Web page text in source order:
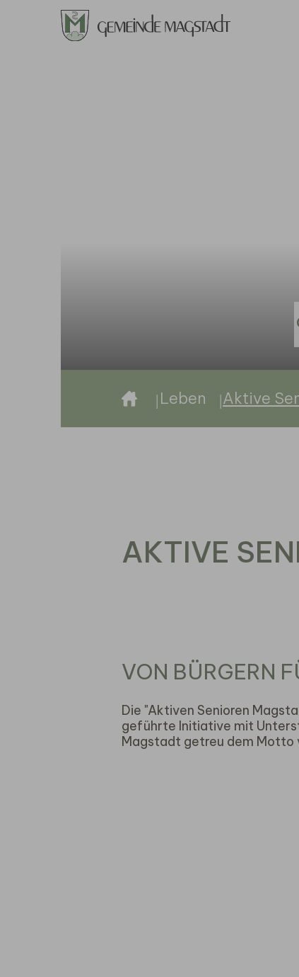
Zum Hauptinhalt springen
Leben Aktive
AKTIVE
VON BÜRGERN
Die "Aktiven Senioren
geführte Initiative mit
Magstadt getreu dem Motto